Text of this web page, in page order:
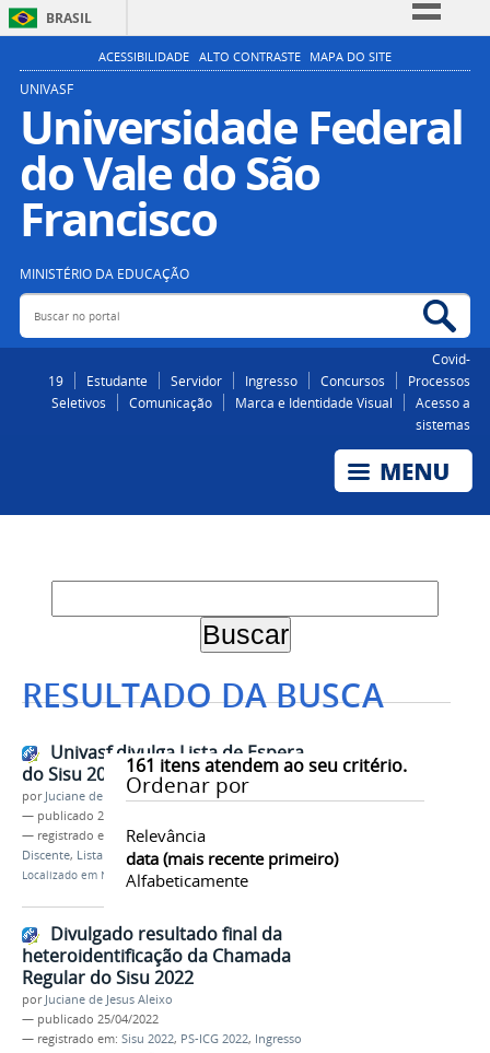
BRASIL
Simplifique!
Participe
Acesso à informação
Legislação
ACESSIBILIDADE ALTO CONTRASTE MAPA DO SITE
UNIVASF
Universidade Federal
do Vale do São
Francisco
MINISTÉRIO DA EDUCAÇÃO
Buscar no portal
Covid-
19
Estudante Servidor Ingresso Concursos
Processos
Seletivos
Comunicação Marca e Identidade Visual
Acesso a
sistemas
RESULTADO DA BUSCA
161 itens atendem ao seu critério.
Ordenar por
Relevância
data (mais recente primeiro)
Alfabeticamente
Univasf divulga Lista de Espera
do Sisu 2022
por Juciane de Jesus Aleixo
— publicado 25/04/2022
— registrado em:
Sisu 2022,PS-ICG 2022
Discente, Lista de Espera
Localizado em Notícias
Divulgado resultado final da
heteroidentificação da Chamada
Regular do Sisu 2022
por Juciane de Jesus Aleixo
— publicado 25/04/2022
— registrado em: Sisu 2022, PS-ICG 2022, Ingresso